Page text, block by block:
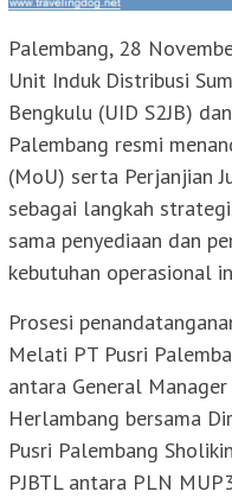
Palembang, 28
Unit Induk Distribusi
Bengkulu (UID S2JB)
Palembang resmi
(MoU) serta Perjanjian
sebagai langkah
sama penyediaan dan
kebutuhan operasional
Prosesi
Melati PT Pusri
antara General Manager
Herlambang bersama
Pusri Palembang
PJBTL antara PLN